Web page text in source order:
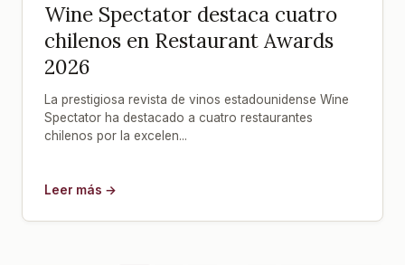
Wine Spectator destaca cuatro
chilenos en Restaurant Awards
2026
La prestigiosa revista de vinos estadounidense Wine
Spectator ha destacado a cuatro restaurantes
chilenos por la excelen...
Leer más →